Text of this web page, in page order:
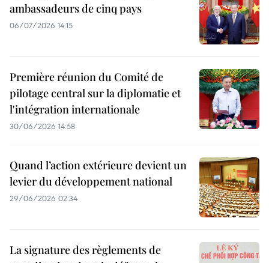
ambassadeurs de cinq pays
06/07/2026 14:15
Première réunion du Comité de
pilotage central sur la diplomatie et
l'intégration internationale
30/06/2026 14:58
Quand l’action extérieure devient un
levier du développement national
29/06/2026 02:34
La signature des règlements de